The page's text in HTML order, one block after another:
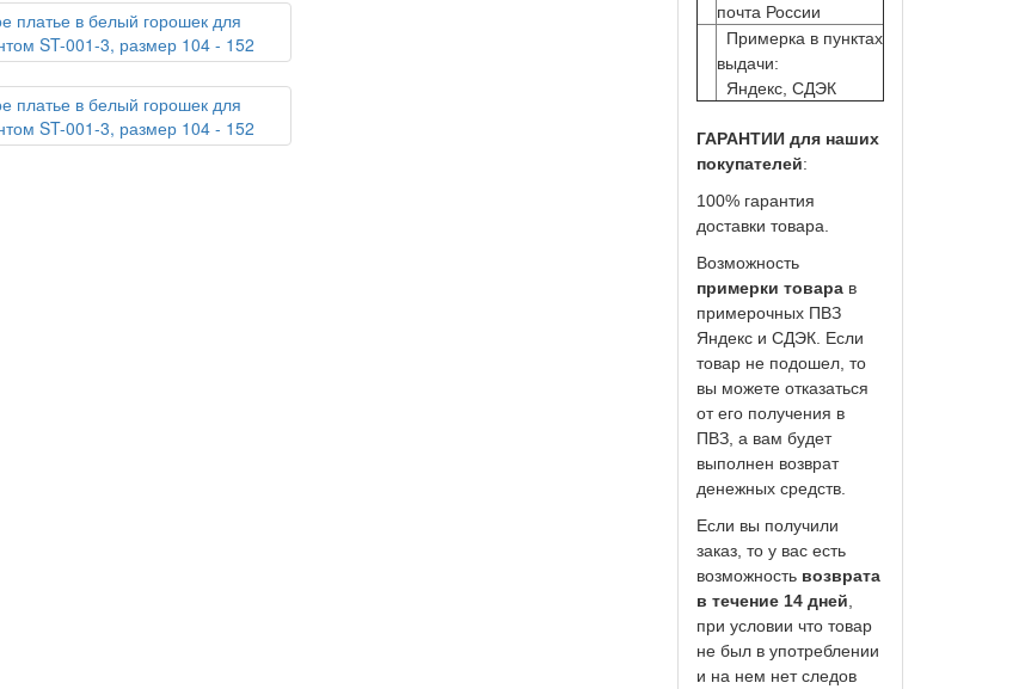
почта России
Примерка в пунктах
выдачи:
Яндекс, СДЭК
ГАРАНТИИ для наших
покупателей:
100% гарантия
доставки товара.
Возможность
примерки товарав
примерочных ПВЗ
Яндекс и СДЭК. Если
товар не подошел, то
вы можете отказаться
от его получения в
ПВЗ, а вам будет
выполнен возврат
денежных средств.
Если вы получили
заказ, то у вас есть
возможность возврата
в течение 14 дней
при условии что товар
не был в употреблении
и на нем нет следов